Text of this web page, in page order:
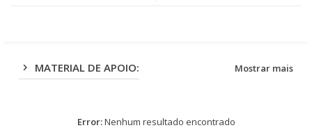
MATERIAL DE APOIO: Mostrar mais
Error:Nenhum resultado encontrado